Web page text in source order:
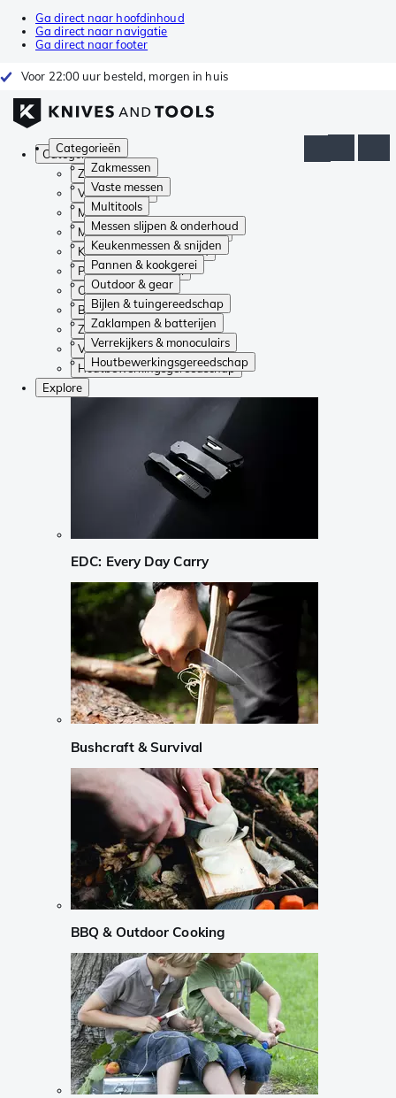
Ga direct naar hoofdinhoud
Ga direct naar navigatie
Ga direct naar footer
Voor 22:00 uur besteld, morgen in huis
Categorieën
Zakmessen
Vaste messen
Multitools
Messen slijpen & onderhoud
Keukenmessen & snijden
Pannen & kookgerei
Outdoor & gear
Bijlen & tuingereedschap
Zaklampen & batterijen
Verrekijkers & monoculairs
Houtbewerkingsgereedschap
Categorieën
Zakmessen
Vaste messen
Multitools
Messen slijpen & onderhoud
Keukenmessen & snijden
Pannen & kookgerei
Outdoor & gear
Bijlen & tuingereedschap
Zaklampen & batterijen
Verrekijkers & monoculairs
Houtbewerkingsgereedschap
Explore
EDC: Every Day Carry
Bushcraft & Survival
BBQ & Outdoor Cooking